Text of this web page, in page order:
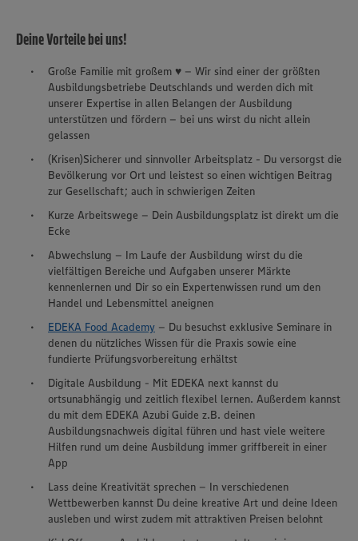
Deine Vorteile bei uns!
Große Familie mit großem ♥ – Wir sind einer der größten
Ausbildungsbetriebe Deutschlands und werden dich mit
unserer Expertise in allen Belangen der Ausbildung
unterstützen und fördern – bei uns wirst du nicht allein
gelassen
(Krisen)Sicherer und sinnvoller Arbeitsplatz - Du versorgst die
Bevölkerung vor Ort und leistest so einen wichtigen Beitrag
zur Gesellschaft; auch in schwierigen Zeiten
Kurze Arbeitswege – Dein Ausbildungsplatz ist direkt um die
Ecke
Abwechslung – Im Laufe der Ausbildung wirst du die
vielfältigen Bereiche und Aufgaben unserer Märkte
kennenlernen und Dir so ein Expertenwissen rund um den
Handel und Lebensmittel aneignen
EDEKA Food Academy – Du besuchst exklusive Seminare in
denen du nützliches Wissen für die Praxis sowie eine
fundierte Prüfungsvorbereitung erhältst
Digitale Ausbildung - Mit EDEKA next kannst du
ortsunabhängig und zeitlich flexibel lernen. Außerdem kannst
du mit dem EDEKA Azubi Guide z.B. deinen
Ausbildungsnachweis digital führen und hast viele weitere
Hilfen rund um deine Ausbildung immer griffbereit in einer
App
Lass deine Kreativität sprechen – In verschiedenen
Wettbewerben kannst Du deine kreative Art und deine Ideen
ausleben und wirst zudem mit attraktiven Preisen belohnt